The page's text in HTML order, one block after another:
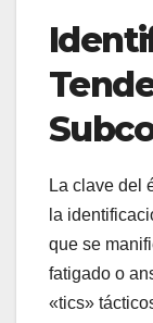
La clave del
la
que se
fatigado o
«tics»